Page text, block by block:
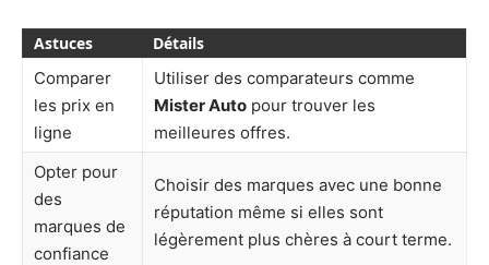
Astuces
Détails
Comparer
les prix en
ligne
Utiliser des comparateurs comme
Mister Auto pour trouver les
meilleures offres.
Opter pour
des
marques de
confiance
Choisir des marques avec une bonne
réputation même si elles sont
légèrement plus chères à court terme.